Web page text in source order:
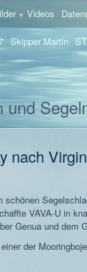
+ Videos
Skipper Martin
und
nach
schönen
VAVA-U in
Genua und dem
der